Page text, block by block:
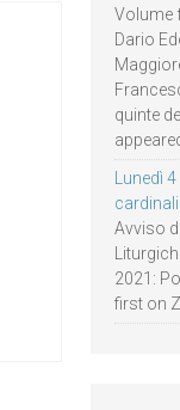
Volume
Dario
quinte
Lunedì
Avviso
2021:
first on